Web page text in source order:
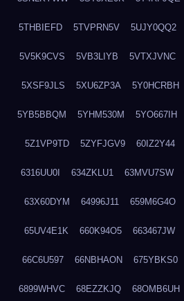
5THBIEFD 5TVPRN5V 5UJY0QQ2
5V5K9CVS 5VB3LIYB 5VTXJVNC
5XSF9JLS 5XU6ZP3A 5Y0HCRBH
5YB5BBQM 5YHM530M 5YO667IH
5Z1VP9TD 5ZYFJGV9 60IZ2Y44
6316UU0I 634ZKLU1 63MVU7SW
63X60DYM 64996J11 659M6G4O
65UV4E1K 660K94O5 663467JW
66C6U597 66NBHAON 675YBKS0
6899WHVC 68EZZKJQ 68OMB6UH